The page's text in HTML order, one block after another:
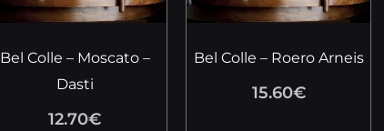
Bel Colle – Moscato –
Dasti
12.70€
Bel Colle – Roero Arneis
15.60€